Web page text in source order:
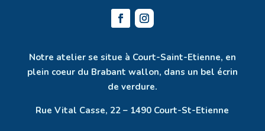
Notre atelier se situe à Court-Saint-Etienne, en
plein coeur du Brabant wallon, dans un bel écrin
de verdure.
Rue Vital Casse, 22 – 1490 Court-St-Etienne